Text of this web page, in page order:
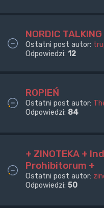
NORDIC
Ostatni post autor:
Odpowiedzi: 12
ROPIEŃ
Ostatni post autor:
Odpowiedzi: 84
+ ZINOTEKA +
Prohibitorum +
Ostatni post autor:
Odpowiedzi: 50